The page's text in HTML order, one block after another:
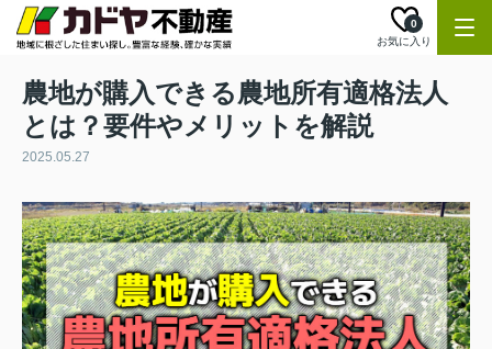
お気に入り
0
農地が購入できる農地所有適格法人
とは？要件やメリットを解説
2025.05.27